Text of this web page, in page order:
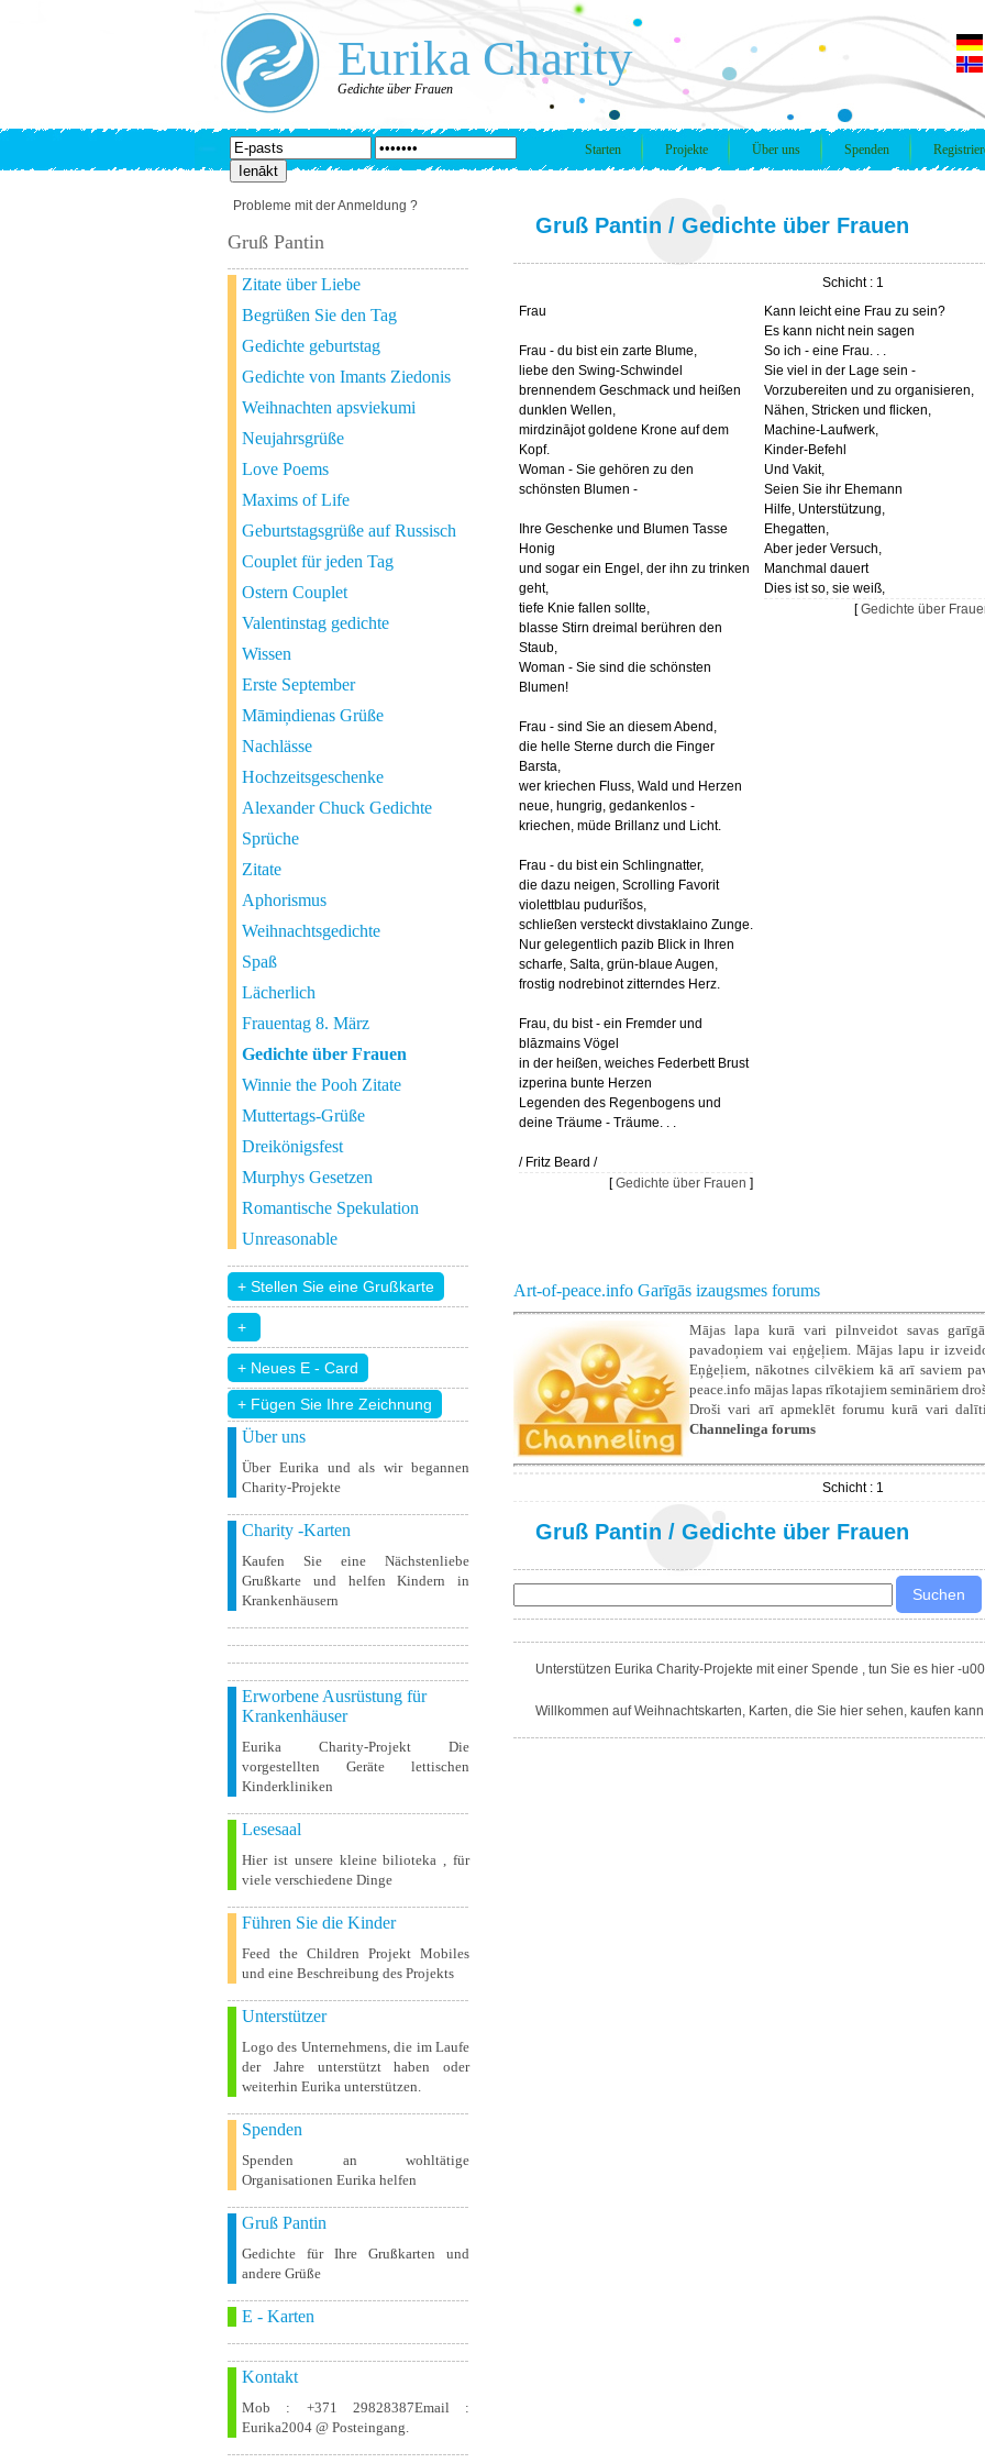
Eurika Charity
Gedichte über Frauen
Starten Projekte Über uns Spenden
Probleme mit der Anmeldung ?
Gruß Pantin
Zitate über Liebe
Begrüßen Sie den Tag
Gedichte geburtstag
Gedichte von Imants Ziedonis
Weihnachten apsviekumi
Neujahrsgrüße
Love Poems
Maxims of Life
Geburtstagsgrüße auf Russisch
Couplet für jeden Tag
Ostern Couplet
Valentinstag gedichte
Wissen
Erste September
Māmiņdienas Grüße
Nachlässe
Hochzeitsgeschenke
Alexander Chuck Gedichte
Sprüche
Zitate
Aphorismus
Weihnachtsgedichte
Spaß
Lächerlich
Frauentag 8. März
Gedichte über Frauen
Winnie the Pooh Zitate
Muttertags-Grüße
Dreikönigsfest
Murphys Gesetzen
Romantische Spekulation
Unreasonable
+ Fügen Sie Ihre Zeichnung
Über uns
Über Eurika und als wir begannen
Charity-Projekte
Charity -Karten
Kaufen Sie eine Nächstenliebe
Grußkarte und helfen Kindern in
Krankenhäusern
Erworbene Ausrüstung für
Krankenhäuser
Eurika Charity-Projekt Die
vorgestellten Geräte lettischen
Kinderkliniken
Lesesaal
Hier ist unsere kleine bilioteka , für
viele verschiedene Dinge
Führen Sie die Kinder
Feed the Children Projekt Mobiles
und eine Beschreibung des Projekts
Unterstützer
Logo des Unternehmens, die im Laufe
der Jahre unterstützt haben oder
weiterhin Eurika unterstützen.
Spenden
Spenden an wohltätige
Organisationen Eurika helfen
Gruß Pantin
Gedichte für Ihre Grußkarten und
andere Grüße
E - Karten
Kontakt
Mob : +371 29828387Email :
Eurika2004 @ Posteingang.
Gruß Pantin / Gedichte über Frauen
Schicht : 1
Frau
Frau - du bist ein zarte Blume,
liebe den Swing-Schwindel
brennendem Geschmack und heißen
dunklen Wellen,
mirdzinājot goldene Krone auf dem
Kopf.
Woman - Sie gehören zu den
schönsten Blumen -
Ihre Geschenke und Blumen Tasse
Honig
und sogar ein Engel, der ihn zu trinken
geht,
tiefe Knie fallen sollte,
blasse Stirn dreimal berühren den
Staub,
Woman - Sie sind die schönsten
Blumen!
Frau - sind Sie an diesem Abend,
die helle Sterne durch die Finger
Barsta,
wer kriechen Fluss, Wald und Herzen
neue, hungrig, gedankenlos -
kriechen, müde Brillanz und Licht.
Frau - du bist ein Schlingnatter,
die dazu neigen, Scrolling Favorit
violettblau pudurīšos,
schließen versteckt divstaklaino Zunge.
Nur gelegentlich pazib Blick in Ihren
scharfe, Salta, grün-blaue Augen,
frostig nodrebinot zitterndes Herz.
Frau, du bist - ein Fremder und
blāzmains Vögel
in der heißen, weiches Federbett Brust
izperina bunte Herzen
Legenden des Regenbogens und
deine Träume - Träume. . .
/ Fritz Beard /
[Gedichte über Frauen ]
Kann leicht eine Frau zu sein?
Es kann nicht nein sagen
So ich - eine Frau. . .
Sie viel in der Lage sein -
Vorzubereiten und zu organisieren,
Nähen, Stricken und flicken,
Machine-Laufwerk,
Kinder-Befehl
Und Vakit,
Seien Sie ihr Ehemann
Hilfe, Unterstützung,
Ehegatten,
Aber jeder Versuch,
Manchmal dauert
Dies ist so, sie weiß,
[Gedichte über
Art-of-peace.info Garīgās izaugsmes forums
Mājas lapa kurā vari pilnveidot savas
pavadoņiem vai eņģeļiem. Mājas lapu ir
Eņģeļiem, nākotnes cilvēkiem kā arī saviem
peace.info mājas lapas rīkotajiem semināriem
Droši vari arī apmeklēt forumu kurā vari
Channelinga forums
Schicht : 1
Gruß Pantin / Gedichte über Frauen
Unterstützen Eurika Charity-Projekte mit einer Spende , tun Sie es hier -
Willkommen auf Weihnachtskarten, Karten, die Sie hier sehen, kaufen